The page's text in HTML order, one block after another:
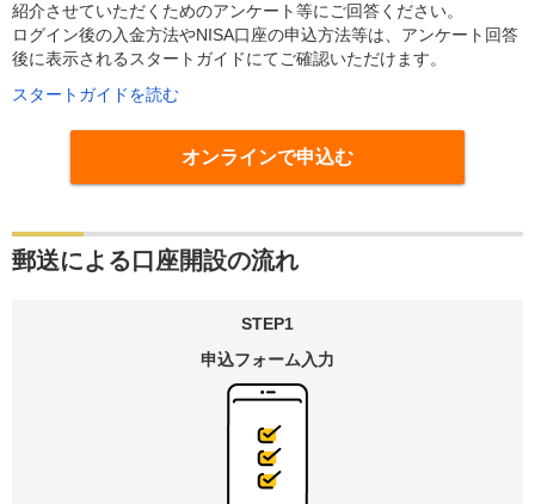
紹介させていただくためのアンケート等にご回答ください。
ログイン後の入金方法やNISA口座の申込方法等は、アンケート回答
後に表示されるスタートガイドにてご確認いただけます。
スタートガイドを読む
オンラインで申込む
郵送による口座開設の流れ
STEP1
申込フォーム 入力